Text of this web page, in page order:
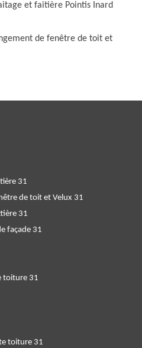
et faitière Pointis Inard
de fenêtre de toit et
31
de toit et Velux 31
31
façade 31
toiture 31
toiture 31